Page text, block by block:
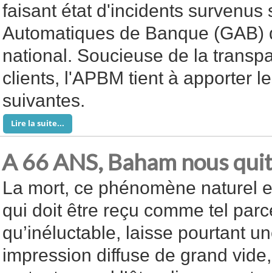
faisant état d'incidents survenus
Automatiques de Banque
national. Soucieuse de la
clients, l'APBM tient à apporter
suivantes.
Lire la suite...
A 66 ANS, Baham nous
La mort, ce phénomène naturel
qui doit être reçu comme tel
qu’inéluctable, laisse pourtant
impression diffuse de grand vide,